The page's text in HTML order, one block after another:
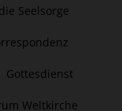
Seelsorge
Gottesdienst
Weltkirche